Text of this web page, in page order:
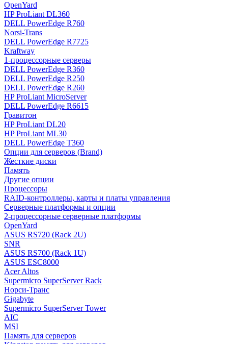
OpenYard
HP ProLiant DL360
DELL PowerEdge R760
Norsi-Trans
DELL PowerEdge R7725
Kraftway
1-процессорные серверы
DELL PowerEdge R360
DELL PowerEdge R250
DELL PowerEdge R260
HP ProLiant MicroServer
DELL PowerEdge R6615
Гравитон
HP ProLiant DL20
HP ProLiant ML30
DELL PowerEdge T360
Опции для серверов (Brand)
Жесткие диски
Память
Другие опции
Процессоры
RAID-контроллеры, карты и платы управления
Серверные платформы и опции
2-процессорные серверные платформы
OpenYard
ASUS RS720 (Rack 2U)
SNR
ASUS RS700 (Rack 1U)
ASUS ESC8000
Acer Altos
Supermicro SuperServer Rack
Норси-Транс
Gigabyte
Supermicro SuperServer Tower
AIC
MSI
Память для серверов